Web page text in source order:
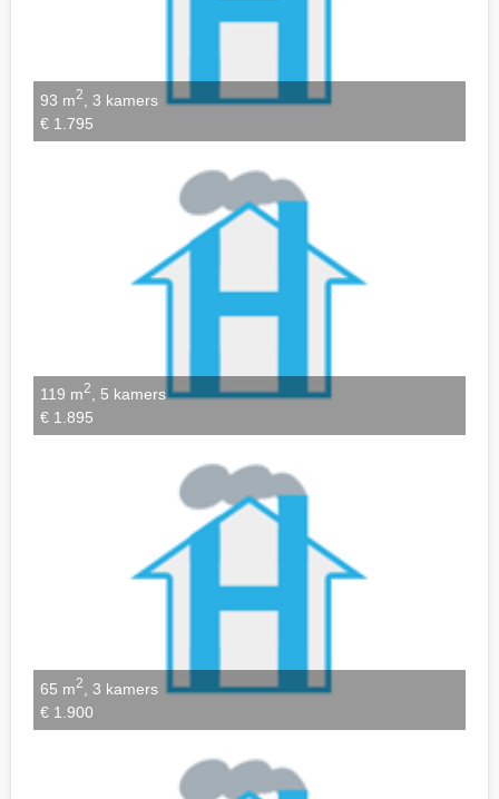
93 m2
, 3 kamers
€ 1.795
119 m2, 5 kamers
€ 1.895
65 m2
, 3 kamers
€ 1.900